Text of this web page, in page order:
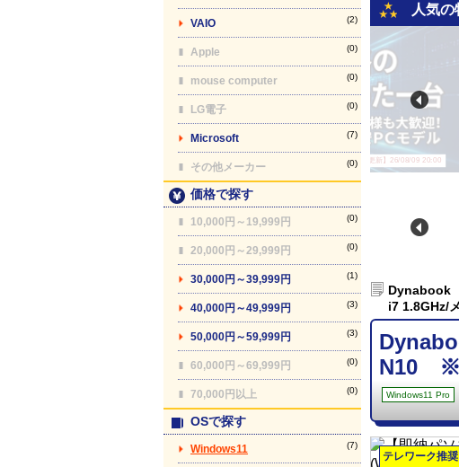
VAIO (2)
Apple (0)
mouse computer (0)
LG電子 (0)
Microsoft (7)
その他メーカー (0)
価格で探す
10,000円～19,999円 (0)
20,000円～29,999円 (0)
30,000円～39,999円 (1)
40,000円～49,999円 (3)
50,000円～59,999円 (3)
60,000円～69,999円 (0)
70,000円以上 (0)
OSで探す
Windows11 (7)
人気
【最終更新】26/08/09 20:00
Dynabook
i7 1.8GHz/
N10 ※
Windows11 Pro
テレワーク推奨